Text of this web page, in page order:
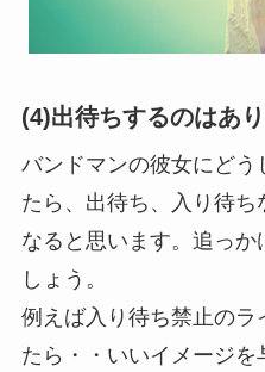
(4)出待ちするのはあ
バンドマンの彼女にどう
たら、出待ち、入り待ち
なると思います。追っか
しょう。
例えば入り待ち禁止の
たら・・いいイメージを